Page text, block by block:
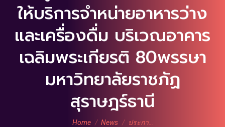
ให้บริการจำหน่ายอาหารว่าง
และเครื่องดื่ม บริเวณอาคาร
เฉลิมพระเกียรติ 80พรรษา
มหาวิทยาลัยราชภัฏ
สุราษฎร์ธานี
You are here:
Home News ประกา…